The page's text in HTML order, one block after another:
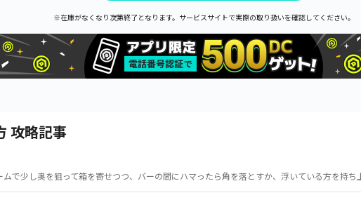
※在庫がなくなり次第終了となります。サービスサイトで実際の取り扱いを確認してください。
攻略記事
ムで少し奥を狙って箱を寄せつつ、バーの間にハマったら角を落とすか、浮いている方を持